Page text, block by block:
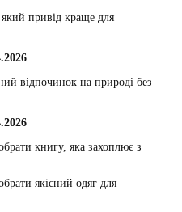
привід краще для
відпочинок на природі без
книгу, яка захоплює з
якісний одяг для